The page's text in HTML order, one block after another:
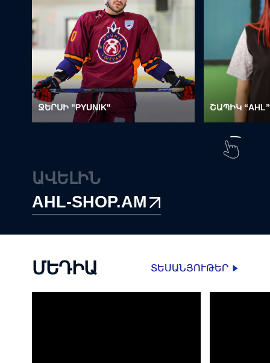
ՇԱՊԻԿ “AHL”
ՋԵՐՍԻ "PYUNIK"
ԱՎԵԼԻՆ
AHL-SHOP.AM
ՄԵԴԻԱ ՏԵՍԱՆՅՈՒԹԵՐ
ՏԵՍԱՆՅՈՒԹԵՐ